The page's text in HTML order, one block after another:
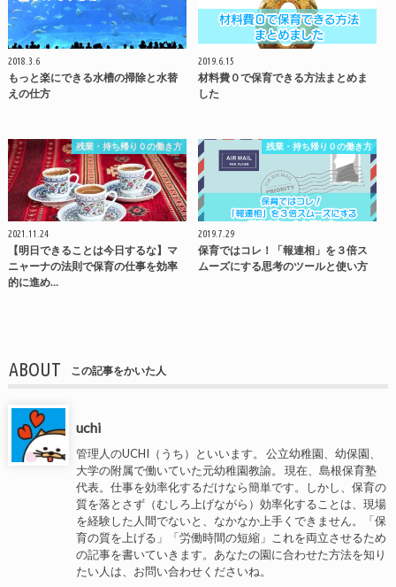
2018.3.6
もっと楽にできる水槽の掃除と水替
えの仕方
2019.6.15
材料費０で保育できる方法まとめま
した
残業・持ち帰り０の働き方
2021.11.24
【明日できることは今日するな】マ
ニャーナの法則で保育の仕事を効率
的に進め…
残業・持ち帰り０の働き方
2019.7.29
保育ではコレ！「報連相」を３倍ス
ムーズにする思考のツールと使い方
ABOUT この記事をかいた人
uchi
管理人のUCHI（うち）といいます。 公立幼稚園、幼保園、
大学の附属で働いていた元幼稚園教諭。 現在、島根保育塾
代表。仕事を効率化するだけなら簡単です。しかし、保育の
質を落とさず（むしろ上げながら）効率化することは、現場
を経験した人間でないと、なかなか上手くできません。「保
育の質を上げる」「労働時間の短縮」これを両立させるため
の記事を書いていきます。あなたの園に合わせた方法を知り
たい人は、お問い合わせくださいね。